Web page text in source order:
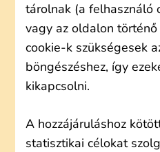
tárolnak (a felhasználó
vagy az oldalon
cookie-k szükségesek
böngészéshez, így
kikapcsolni.
A hozzájáruláshoz
statisztikai célokat